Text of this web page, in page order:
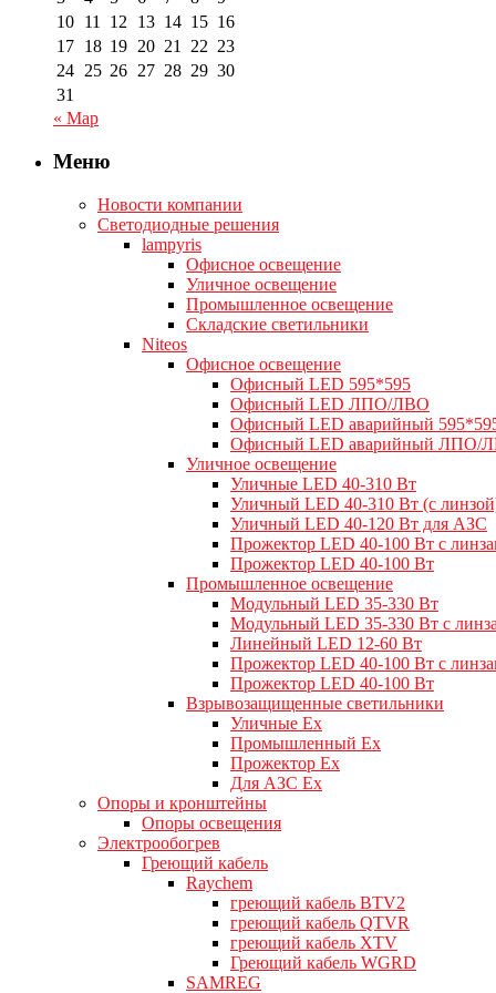
10 11 12 13 14 15 16
17 18 19 20 21 22 23
24 25 26 27 28 29 30
31
« Мар
Меню
Новости компании
Светодиодные решения
lampyris
Офисное освещение
Уличное освещение
Промышленное освещение
Складские светильники
Niteos
Офисное освещение
Офисный LED 595*595
Офисный LED ЛПО/ЛВО
Офисный LED аварийный
Офисный LED аварийный ЛПО/
Уличное освещение
Уличные LED 40-310 Вт
Уличный LED 40-310 Вт (с
Уличный LED 40-120 Вт для АЗС
Прожектор LED 40-100 Вт с
Прожектор LED 40-100 Вт
Промышленное освещение
Модульный LED 35-330 Вт
Модульный LED 35-330 Вт с
Линейный LED 12-60 Вт
Прожектор LED 40-100 Вт с
Прожектор LED 40-100 Вт
Взрывозащищенные светильники
Уличные Ex
Промышленный Ex
Прожектор Ex
Для АЗС Ex
Опоры и кронштейны
Опоры освещения
Электрообогрев
Греющий кабель
Raychem
греющий кабель BTV2
греющий кабель QTVR
греющий кабель XTV
Греющий кабель WGRD
SAMREG